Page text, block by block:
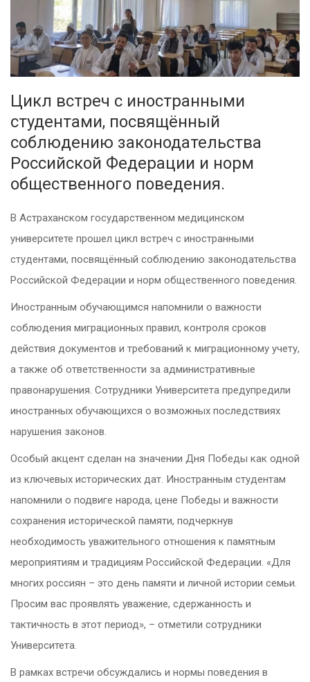
Цикл встреч с иностранными
студентами, посвящённый
соблюдению законодательства
Российской Федерации и норм
общественного поведения.
В Астраханском государственном медицинском
университете прошел цикл встреч с иностранными
студентами, посвящённый соблюдению законодательства
Российской Федерации и норм общественного поведения.
Иностранным обучающимся напомнили о важности
соблюдения миграционных правил, контроля сроков
действия документов и требований к миграционному учету,
а также об ответственности за административные
правонарушения. Сотрудники Университета предупредили
иностранных обучающихся о возможных последствиях
нарушения законов.
Особый акцент сделан на значении Дня Победы как одной
из ключевых исторических дат. Иностранным студентам
напомнили о подвиге народа, цене Победы и важности
сохранения исторической памяти, подчеркнув
необходимость уважительного отношения к памятным
мероприятиям и традициям Российской Федерации. «Для
многих россиян – это день памяти и личной истории семьи.
Просим вас проявлять уважение, сдержанность и
тактичность в этот период», – отметили сотрудники
Университета.
В рамках встречи обсуждались и нормы поведения в